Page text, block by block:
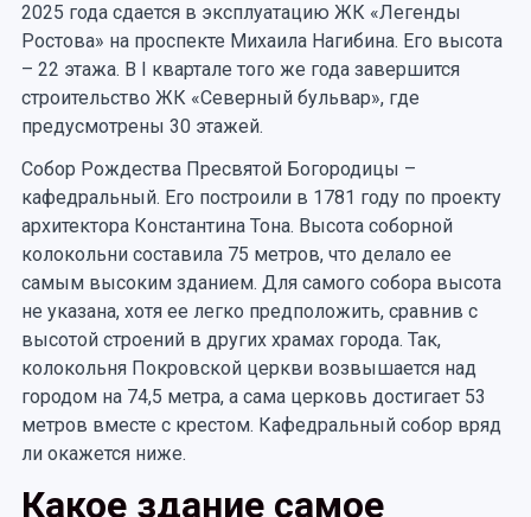
2025 года сдается в эксплуатацию ЖК «Легенды
Ростова» на проспекте Михаила Нагибина. Его высота
– 22 этажа. В I квартале того же года завершится
строительство ЖК «Северный бульвар», где
предусмотрены 30 этажей.
Собор Рождества Пресвятой Богородицы –
кафедральный. Его построили в 1781 году по проекту
архитектора Константина Тона. Высота соборной
колокольни составила 75 метров, что делало ее
самым высоким зданием. Для самого собора высота
не указана, хотя ее легко предположить, сравнив с
высотой строений в других храмах города. Так,
колокольня Покровской церкви возвышается над
городом на 74,5 метра, а сама церковь достигает 53
метров вместе с крестом. Кафедральный собор вряд
ли окажется ниже.
Какое здание самое